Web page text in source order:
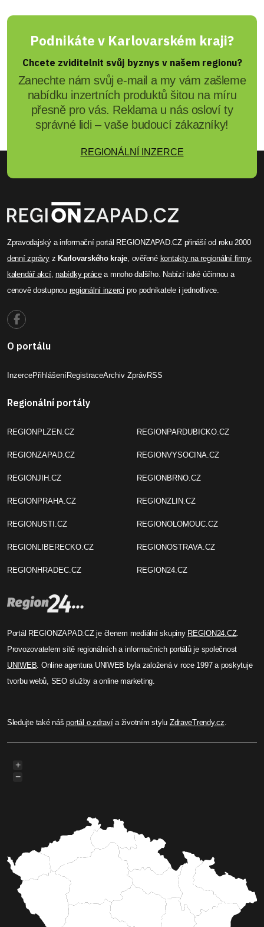
Podnikáte v Karlovarském kraji?
Chcete zviditelnit svůj byznys v našem regionu?
Zanechte nám svůj e-mail a my vám zašleme
nabídku inzertních produktů šitou na míru
přesně pro vás. Reklama u nás osloví ty
správné lidi – vaše budoucí zákazníky!
REGIONÁLNÍ INZERCE
Zpravodajský a informační portál REGIONZAPAD.CZ přináší od roku 2000
denní zprávyz Karlovarského kraje, ověřené kontakty na regionální firmy,
kalendář akcí,nabídky prácea mnoho dalšího. Nabízí také účinnou a
cenově dostupnou regionální inzerci pro podnikatele i jednotlivce.
O portálu
InzercePřihlášeníRegistraceArchiv ZprávRSS
Regionální portály
REGIONPLZEN.CZ
REGIONZAPAD.CZ
REGIONJIH.CZ
REGIONPRAHA.CZ
REGIONUSTI.CZ
REGIONLIBERECKO.CZ
REGIONHRADEC.CZ
REGIONPARDUBICKO.CZ
REGIONVYSOCINA.CZ
REGIONBRNO.CZ
REGIONZLIN.CZ
REGIONOLOMOUC.CZ
REGIONOSTRAVA.CZ
REGION24.CZ
Portál REGIONZAPAD.CZ je členem mediální skupiny REGION24.CZ.
Provozovatelem sítě regionálních a informačních portálů je společnost
UNIWEB. Online agentura UNIWEB byla založená v roce 1997 a poskytuje
tvorbu webů, SEO služby a online marketing.
Sledujte také nášportál o zdravía životním stylu ZdraveTrendy.cz.
+
−